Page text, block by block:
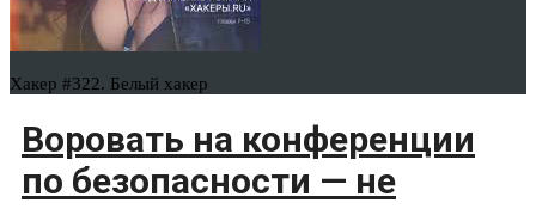
Хакер #322. Белый хакер
Воровать на конференции
по безопасности — не